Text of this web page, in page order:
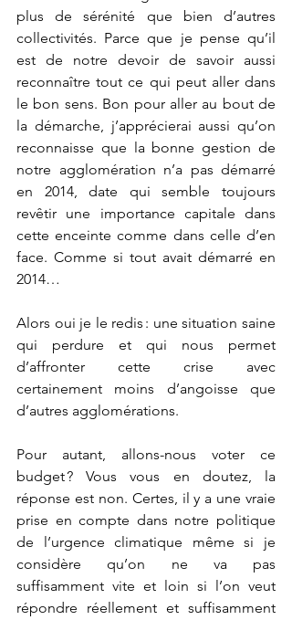
plus de sérénité que bien d’autres
collectivités. Parce que je pense qu’il
est de notre devoir de savoir aussi
reconnaître tout ce qui peut aller dans
le bon sens. Bon pour aller au bout de
la démarche, j’apprécierai aussi qu’on
reconnaisse que la bonne gestion de
notre agglomération n’a pas démarré
en 2014, date qui semble toujours
revêtir une importance capitale dans
cette enceinte comme dans celle d’en
face. Comme si tout avait démarré en
2014…
Alors oui je le redis : une situation saine
qui perdure et qui nous permet
d’affronter cette crise avec
certainement moins d’angoisse que
d’autres agglomérations.
Pour autant, allons-nous voter ce
budget ? Vous vous en doutez, la
réponse est non. Certes, il y a une vraie
prise en compte dans notre politique
de l’urgence climatique même si je
considère qu’on ne va pas
suffisamment vite et loin si l’on veut
répondre réellement et suffisamment